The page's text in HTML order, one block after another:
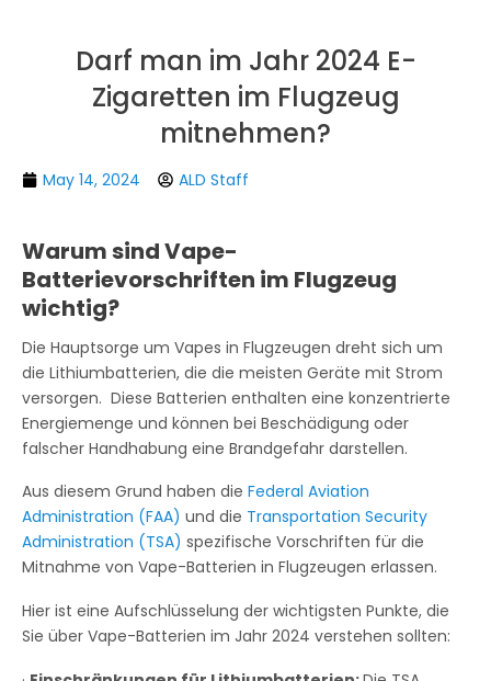
Darf man im Jahr 2024 E-
Zigaretten im Flugzeug
mitnehmen?
May 14, 2024 ALD Staff
Warum sind Vape-
Batterievorschriften im Flugzeug
wichtig?
Die Hauptsorge um Vapes in Flugzeugen dreht sich um
die Lithiumbatterien, die die meisten Geräte mit Strom
versorgen. Diese Batterien enthalten eine konzentrierte
Energiemenge und können bei Beschädigung oder
falscher Handhabung eine Brandgefahr darstellen.
Aus diesem Grund haben die Federal Aviation
Administration (FAA) und die Transportation Security
Administration (TSA) spezifische Vorschriften für die
Mitnahme von Vape-Batterien in Flugzeugen erlassen.
Hier ist eine Aufschlüsselung der wichtigsten Punkte, die
Sie über Vape-Batterien im Jahr 2024 verstehen sollten: